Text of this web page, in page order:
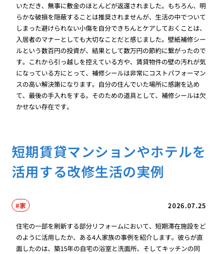
いただき、無事に敷金のほとんどが返還されました。もちろん、明
らかな破損を隠蔽することは推奨されませんが、生活の中でついて
しまった避けられない小傷を自分できちんとケアしておくことは、
入居者のマナーとしても大切なことだと感じました。壁紙補修シー
ルという数百円の投資が、結果として数万円の節約に繋がったので
す。これから引っ越しを控えている方や、賃貸物件の壁の汚れが気
になっている方にとって、補修シールは非常にコストパフォーマン
スの高い解決策になります。自分の住んでいた場所に感謝を込め
て、最後の手入れをする。そのための道具として、補修シールは欠
かせない存在です。
短期賃貸マンションやホテルを
活用する改修生活の実例
2026.07.25
家
住宅の一部を刷新する部分リフォームにおいて、短期滞在施設をど
のように活用したか、ある4人家族の事例を紹介します。彼らが直
面したのは、築15年の自宅の浴室と洗面所、そしてキッチンの同